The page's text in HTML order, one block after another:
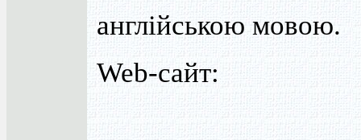
англійською мовою.
Web-сайт: